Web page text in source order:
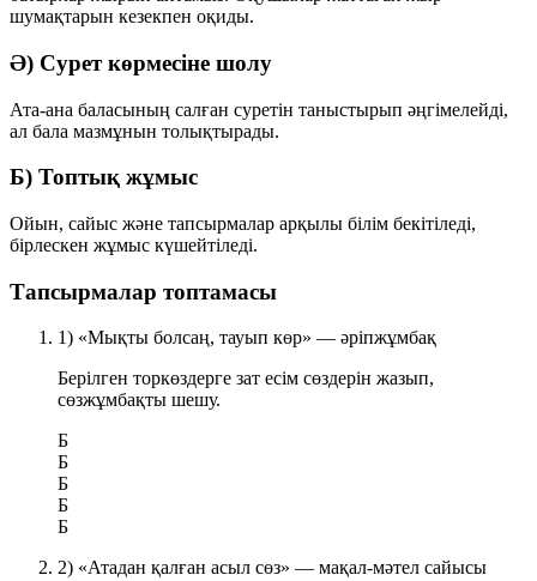
шумақтарын кезекпен оқиды.
Ә) Сурет көрмесіне шолу
Ата-ана баласының салған суретін таныстырып әңгімелейді,
ал бала мазмұнын толықтырады.
Б) Топтық жұмыс
Ойын, сайыс және тапсырмалар арқылы білім бекітіледі,
бірлескен жұмыс күшейтіледі.
Тапсырмалар топтамасы
1) «Мықты болсаң, тауып көр» — әріпжұмбақ
Берілген торкөздерге зат есім сөздерін жазып,
сөзжұмбақты шешу.
Б
Б
Б
Б
Б
2) «Атадан қалған асыл сөз» — мақал-мәтел сайысы